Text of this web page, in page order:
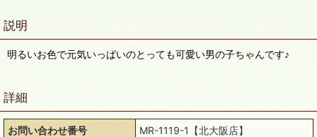
説明
明るいお色で元気いっぱいのとっても可愛い男の子ちゃんです♪
詳細
お問い合わせ番号
MR-1119-1【北大阪店】